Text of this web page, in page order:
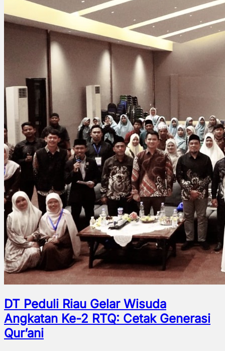
DT Peduli Riau Gelar Wisuda
Angkatan Ke-2 RTQ: Cetak Generasi
Qur’ani